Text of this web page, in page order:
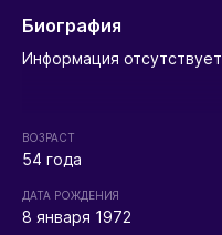
Биография
Информация отсутствует
ВОЗРАСТ
54 года
ДАТА РОЖДЕНИЯ
8 января 1972